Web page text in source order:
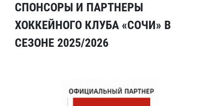
СПОНСОРЫ И ПАРТНЕРЫ
ХОККЕЙНОГО КЛУБА «СОЧИ» В
СЕЗОНЕ 2025/2026